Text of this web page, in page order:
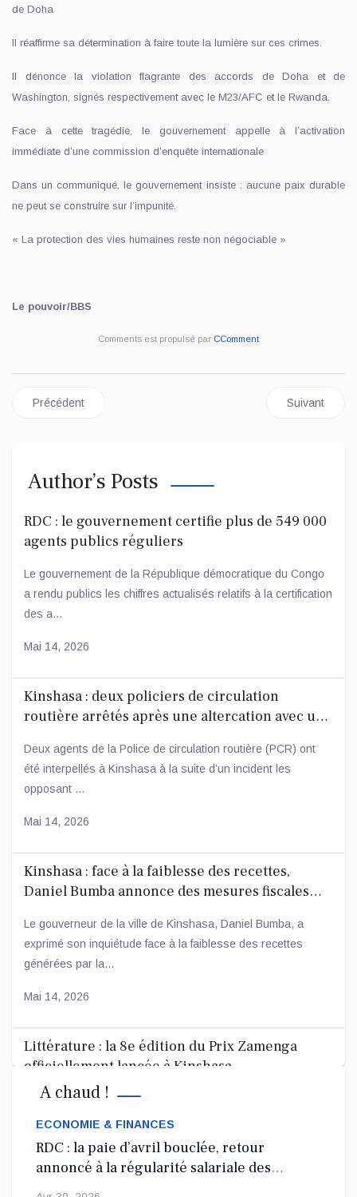
de Doha
Il réaffirme sa détermination à faire toute la lumière sur ces crimes.
Il dénonce la violation flagrante des accords de Doha et de
Washington, signés respectivement avec le M23/AFC et le Rwanda.
Face à cette tragédie, le gouvernement appelle à l’activation
immédiate d’une commission d’enquête internationale
Dans un communiqué, le gouvernement insiste : aucune paix durable
ne peut se construire sur l’impunité.
« La protection des vies humaines reste non négociable »
Le pouvoir/BBS
Comments est propulsé par CComment
Article précédent : MUSIQUE : FALLY DEVIENT LE PREMIER
Précédent Article
Suivant
Author’s Posts
RDC : le gouvernement certifie plus de 549 000
agents publics réguliers
Le gouvernement de la République démocratique du Congo
a rendu publics les chiffres actualisés relatifs à la certification
des a...
Mai 14, 2026
Kinshasa : deux policiers de circulation
routière arrêtés après une altercation avec un
Deux agents de la Police de circulation routière (PCR) ont
été interpellés à Kinshasa à la suite d’un incident les
opposant ...
Mai 14, 2026
Kinshasa : face à la faiblesse des recettes,
Daniel Bumba annonce des mesures fiscales
Le gouverneur de la ville de Kinshasa, Daniel Bumba, a
exprimé son inquiétude face à la faiblesse des recettes
générées par la...
Mai 14, 2026
Littérature : la 8e édition du Prix Zamenga
officiellement lancée à Kinshasa
La 8e édition du concours littéraire « Prix Zamenga » a été
officiellement lancée ce mercredi 13 mai à Kinshasa, à
Mai 13, 2026
A chaud !
ECONOMIE & FINANCES
RDC : la paie d’avril bouclée, retour
annoncé à la régularité salariale des